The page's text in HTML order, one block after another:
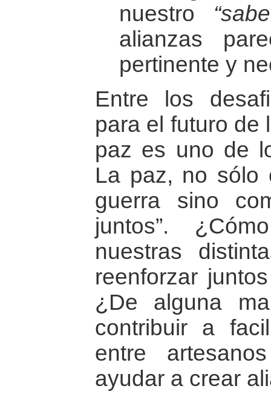
nuestro
alianzas
pertinente y
Entre los
para el futuro de
paz es uno de
La paz, no sólo
guerra sino
juntos”.
nuestras
reenforzar
¿De alguna
contribuir a
entre
ayudar a crear